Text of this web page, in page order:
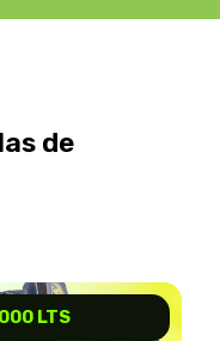
de
LTS